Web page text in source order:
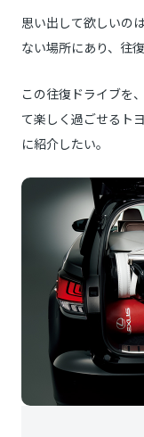
思い出して欲しいの
ない場所にあり、往
この往復ドライブを
て楽しく過ごせるト
に紹介したい。